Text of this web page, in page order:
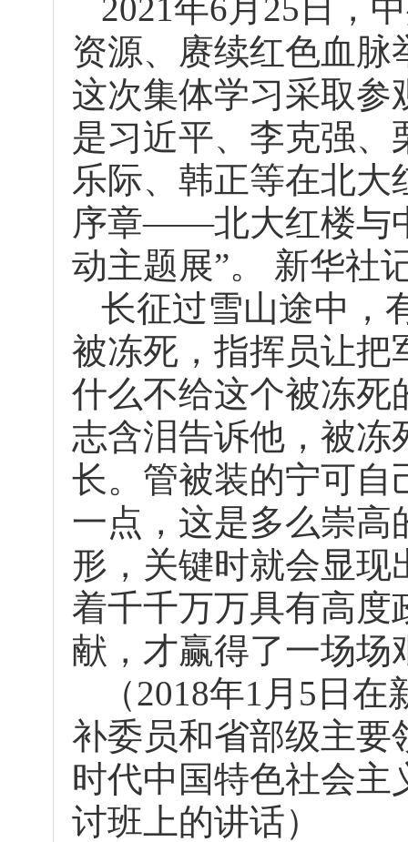
2021年6月25日，
资源、赓续红色血脉
这次集体学习采取参
是习近平、李克强、
乐际、韩正等在北
序章——北大红楼与
动主题展”。 新华社
长征过雪山途中，
被冻死，指挥员让把
什么不给这个被冻死
志含泪告诉他，被冻
长。管被装的宁可自
一点，这是多么崇高
形，关键时就会显现
着千千万万具有高度
献，才赢得了一场场
（2018年1月5日
补委员和省部级主要
时代中国特色社会主
讨班上的讲话）